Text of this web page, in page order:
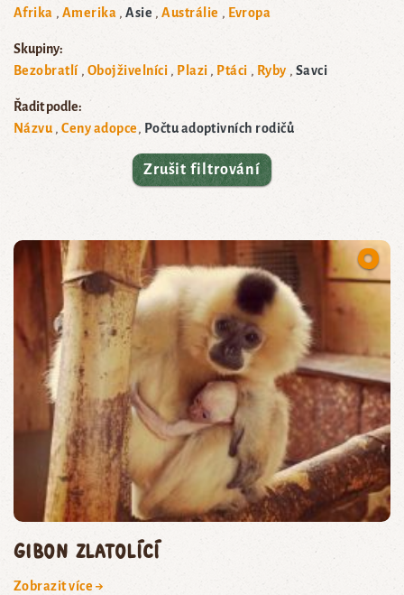
Afrika
Amerika Asie Austrálie Evropa
Skupiny:
Bezobratlí
Obojživelníci Plazi Ptáci Ryby Savci
Řadit podle:
Názvu
Ceny adopce Počtu adoptivních rodičů
Zrušit filtrování
gibon zlatolící
Zobrazit více →